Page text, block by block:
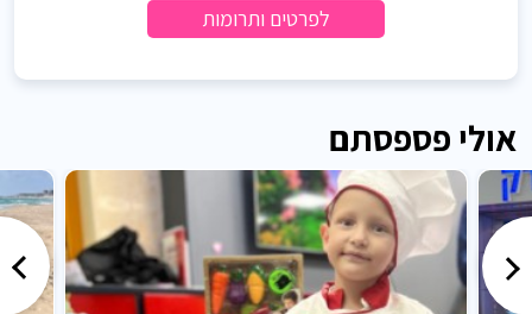
לפרטים ותרומות
אולי פספסתם